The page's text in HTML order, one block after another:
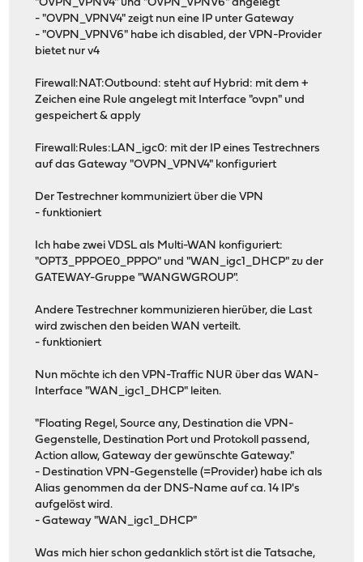
"OVPN_VPNV4" und "OVPN_VPNV6" angelegt
- "OVPN_VPNV4" zeigt nun eine IP unter Gateway
- "OVPN_VPNV6" habe ich disabled, der VPN-Provider
bietet nur v4
Firewall:NAT:Outbound: steht auf Hybrid: mit dem +
Zeichen eine Rule angelegt mit Interface "ovpn" und
gespeichert & apply
Firewall:Rules:LAN_igc0: mit der IP eines Testrechners
auf das Gateway "OVPN_VPNV4" konfiguriert
Der Testrechner kommuniziert über die VPN
- funktioniert
Ich habe zwei VDSL als Multi-WAN konfiguriert:
"OPT3_PPPOE0_PPPO" und "WAN_igc1_DHCP" zu der
GATEWAY-Gruppe "WANGWGROUP".
Andere Testrechner kommunizieren hierüber, die Last
wird zwischen den beiden WAN verteilt.
- funktioniert
Nun möchte ich den VPN-Traffic NUR über das WAN-
Interface "WAN_igc1_DHCP" leiten.
"Floating Regel, Source any, Destination die VPN-
Gegenstelle, Destination Port und Protokoll passend,
Action allow, Gateway der gewünschte Gateway."
- Destination VPN-Gegenstelle (=Provider) habe ich als
Alias genommen da der DNS-Name auf ca. 14 IP's
aufgelöst wird.
- Gateway "WAN_igc1_DHCP"
Was mich hier schon gedanklich stört ist die Tatsache,